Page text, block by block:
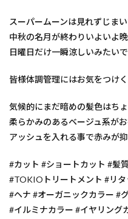
スーパームーンは見れずじま
中秋の名月が終わりいよいよ
日曜日だけ一瞬涼しいみたい
皆様体調管理にはお気をつけ
気候的にまだ暗めの髪色はち
柔らかみのあるベージュ系が
アッシュを入れる事で赤みが
#カット #ショートカット #髪
#TOKIOトリートメント #リ
#ヘナ #オーガニックカラー #
#イルミナカラー #イヤリング
アディクシーカラー
TOKIOリミテッドトリート
60代
50代以降
40代以降
カラーの違
グレージュ
シークレ
ブリーチ無し
ブリー
バレイヤージュ
30
ハイライト
ノンジア
トキオリミテッド
チ
チューニングストレート